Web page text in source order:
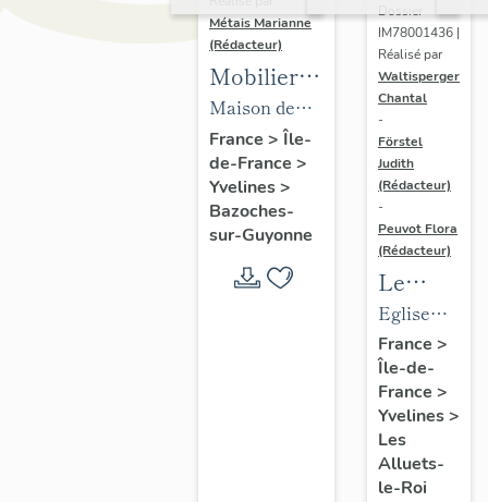
Métais Marianne
(Rédacteur)
Mobilier
de la
maison
Louis
Carré
Maison de
villégiature
dite maison
Louis Carré
France > Île-
de-France >
Yvelines>
Bazoches-
sur-Guyonne
Dossier
IM78001436 |
Réalisé par
Waltisperger
Chantal
-
Förstel
Judith
(Rédacteur)
-
Peuvot Flora
(Rédacteur)
Le
mobilier
de
l'église
Saint-
Nicolas
Eglise
paroissiale
Saint-
Nicolas
France >
Île-de-
France >
Yvelines>
Les
Alluets-
le-Roi